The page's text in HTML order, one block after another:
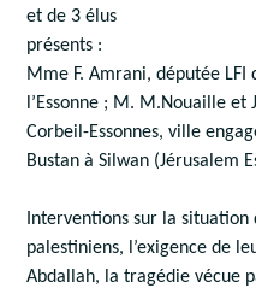
et de 3 élus
présents :
Mme F. Amrani, députée
l’Essonne ; M. M.Nouaille
Corbeil-Essonnes, ville
Bustan à Silwan (Jérusalem
Interventions sur la
palestiniens, l’exigence de
Abdallah, la tragédie vécue